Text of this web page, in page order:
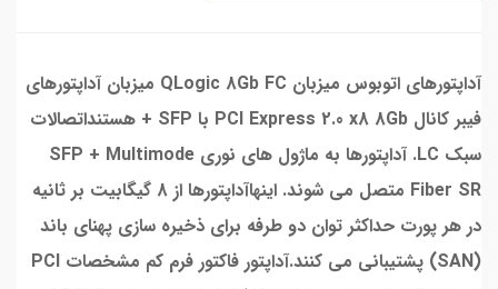
آداپتورهای اتوبوس میزبان QLogic 8Gb FC میزبان آداپتورهای
فیبر کانال PCI Express 2.0 x8 8Gb با SFP + هستنداتصالات
سبک LC. آداپتورها به ماژول های نوری SFP + Multimode
Fiber SR متصل می شوند. اینهاآداپتورها از 8 گیگابیت بر ثانیه
در هر پورت حداکثر توان دو طرفه برای ذخیره سازی پهنای باند
(SAN) پشتیبانی می کنند.آداپتور فاکتور فرم کم مشخصات PCI